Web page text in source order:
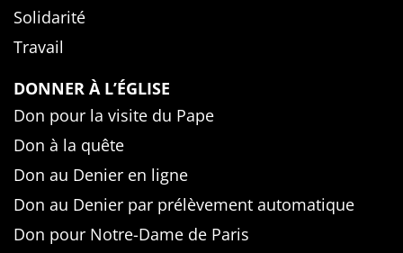
Solidarité
Travail
DONNER À L’ÉGLISE
Don pour la visite du Pape
Don à la quête
Don au Denier en ligne
Don au Denier par prélèvement automatique
Don pour Notre-Dame de Paris